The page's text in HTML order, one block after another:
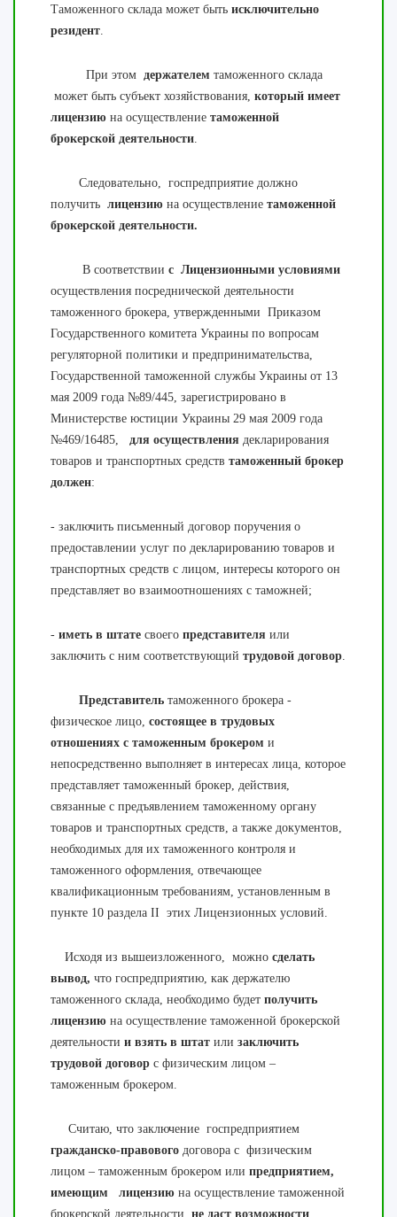
Таможенного склада может быть исключительно
резидент.
При этом держателем таможенного склада
может быть субъект хозяйствования, который имеет
лицензию на осуществление таможенной
брокерской деятельности.
Следовательно, госпредприятие должно
получить лицензию на осуществление таможенной
брокерской деятельности.
В соответствии с Лицензионными условиями
осуществления посреднической деятельности
таможенного брокера, утвержденными Приказом
Государственного комитета Украины по вопросам
регуляторной политики и предпринимательства,
Государственной таможенной службы Украины от 13
мая 2009 года №89/445, зарегистрировано в
Министерстве юстиции Украины 29 мая 2009 года
№469/16485, для осуществления декларирования
товаров и транспортных средств таможенный брокер
должен:
- заключить письменный договор поручения о
предоставлении услуг по декларированию товаров и
транспортных средств с лицом, интересы которого он
представляет во взаимоотношениях с таможней;
- иметь в штате своего представителя или
заключить с ним соответствующий трудовой договор.
Представитель таможенного брокера -
физическое лицо, состоящее в трудовых
отношениях с таможенным брокером и
непосредственно выполняет в интересах лица, которое
представляет таможенный брокер, действия,
связанные с предъявлением таможенному органу
товаров и транспортных средств, а также документов,
необходимых для их таможенного контроля и
таможенного оформления, отвечающее
квалификационным требованиям, установленным в
пункте 10 раздела II этих Лицензионных условий.
Исходя из вышеизложенного, можно сделать
вывод, что госпредприятию, как держателю
таможенного склада, необходимо будет получить
лицензию на осуществление таможенной брокерской
деятельности и взять в штат или заключить
трудовой договор с физическим лицом –
таможенным брокером.
Считаю, что заключение госпредприятием
гражданско-правового договора с физическим
лицом – таможенным брокером или предприятием,
имеющим
лицензию на осуществление таможенной
брокерской деятельности, не даст возможности